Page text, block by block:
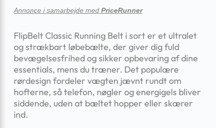
Annonce i samarbejde med PriceRunner
FlipBelt Classic Running Belt i sort er et ultralet
og strækbart løbebælte, der giver dig fuld
bevægelsesfrihed og sikker opbevaring af dine
essentials, mens du træner. Det populære
rørdesign fordeler vægten jævnt rundt om
hofterne, så telefon, nøgler og energigels bliver
siddende, uden at bæltet hopper eller skærer
ind.